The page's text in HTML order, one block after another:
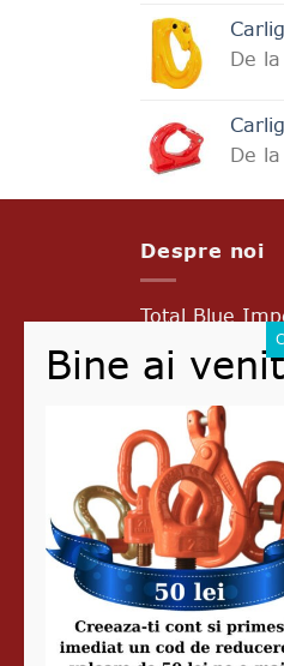
De la
De la
Despre noi
Total Blue
Bd. Uverturii
Cod postal
Transilvania
8601